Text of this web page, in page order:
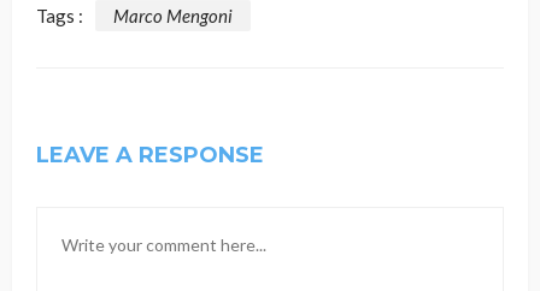
Tags : Marco Mengoni
LEAVE A RESPONSE